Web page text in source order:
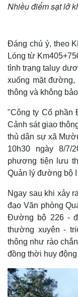
Nhiều điểm sạt lở
Đáng chú ý, theo
Lóng từ
tình trạng taluy
xuống mặt đường,
thông và không
"Công ty Cổ phần
Cảnh sát giao
thủ dân sự xã
10h30 ngày 8/7/
phương tiện lưu
Quản lý đường bộ I
Ngay sau khi xảy
đạo Văn phòng
Đường bộ 226 -
thường xuyên -
thông như rào
đồng thời huy